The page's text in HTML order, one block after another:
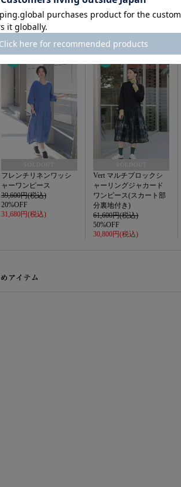
ワンピース(前開き)
63,800円(税込)
40%OFF
38,280円(税込)
26,400円(税込)
SOLDOUT
フレンチリネンワッシ
ャーワンピース
39,600円(税込)
20%OFF
31,680円(税込)
SOLDOUT
Vert マルチブロックシ
ャーリングジャカード
ワンピース(スカート部
分裏地付き)
61,600円(税込)
50%OFF
30,800円(税込)